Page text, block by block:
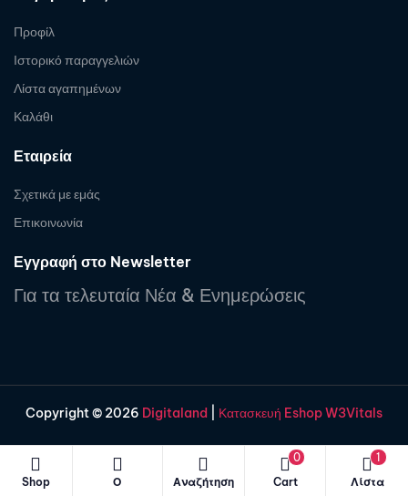
Shop
Ο
Αναζήτηση Cart
0
Λίστα
1
Προφίλ
Ιστορικό παραγγελιών
Λίστα αγαπημένων
Καλάθι
Εταιρεία
Σχετικά με εμάς
Επικοινωνία
Εγγραφή στο Newsletter
Για τα τελευταία Νέα & Ενημερώσεις
Copyright © 2026 Digitaland Κατασκευή Eshop W3Vitals